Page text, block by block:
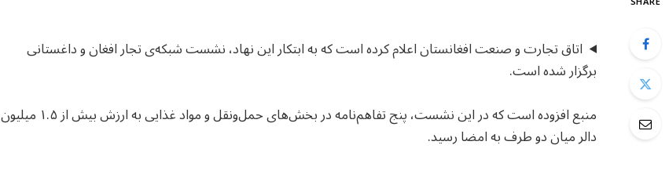
اتاق تجارت و صنعت افغانستان اعلام کرده است که به ابتکار این نهاد، نشست شبکه‌ی تجار افغان و داغستانی
برگزار شده است.
منبع افزوده است که در این نشست، پنج تفاهم‌نامه در بخش‌های حمل‌ونقل و مواد غذایی به ارزش بیش از ۱.۵ میلیون
دالر میان دو طرف به امضا رسید.